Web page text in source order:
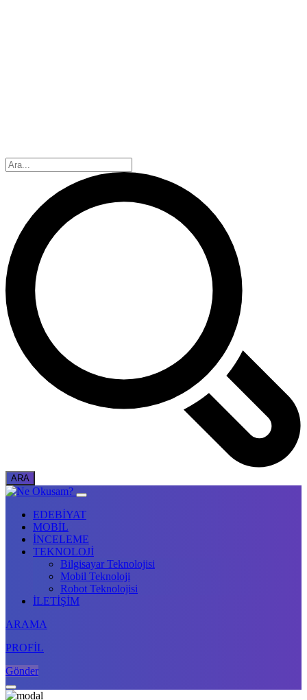
EDEBİYAT
MOBİL
İNCELEME
TEKNOLOJİ
Bilgisayar Teknolojisi
Mobil Teknoloji
Robot Teknolojisi
İLETİŞİM
ARAMA
PROFİL
Gönder